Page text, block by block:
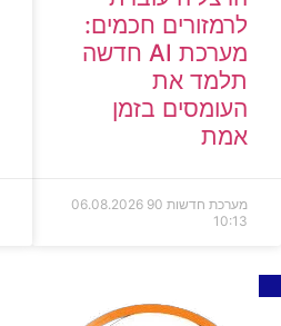
לרמזורים חכמים:
מערכת AI חדשה
תלמד את
העומסים בזמן
אמת
מערכת חדשות 90
06.08.2026
10:13